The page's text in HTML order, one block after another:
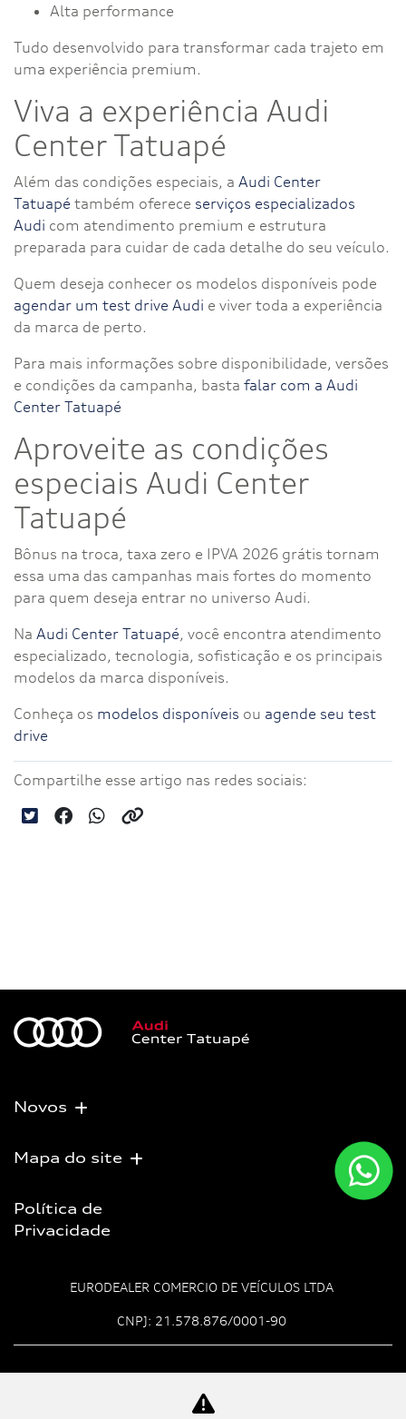
Alta performance
Tudo desenvolvido para transformar cada trajeto em
uma experiência premium.
Viva a experiência Audi
Center Tatuapé
Além das condições especiais, a Audi Center
Tatuapé também oferece serviços especializados
Audi com atendimento premium e estrutura
preparada para cuidar de cada detalhe do seu veículo.
Quem deseja conhecer os modelos disponíveis pode
agendar um test drive Audi e viver toda a experiência
da marca de perto.
Para mais informações sobre disponibilidade, versões
e condições da campanha, basta falar com a Audi
Center Tatuapé
Aproveite as condições
especiais Audi Center
Tatuapé
Bônus na troca, taxa zero e IPVA 2026 grátis tornam
essa uma das campanhas mais fortes do momento
para quem deseja entrar no universo Audi.
Na Audi Center Tatuapé, você encontra atendimento
especializado, tecnologia, sofisticação e os principais
modelos da marca disponíveis.
Conheça os modelos disponíveis ou agende seu test
drive
Compartilhe esse artigo nas redes sociais:
Novos
Mapa do site
Política de
Privacidade
EURODEALER COMERCIO DE VEÍCULOS LTDA
CNPJ: 21.578.876/0001-90